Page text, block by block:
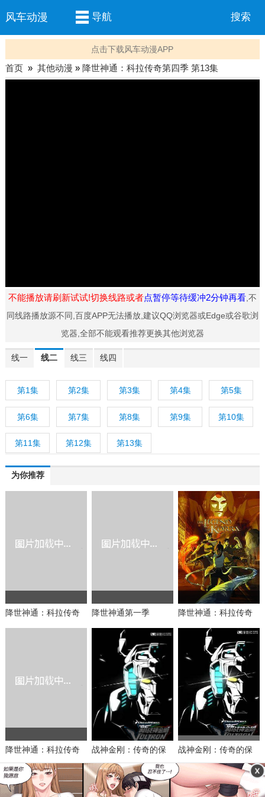
风车动漫 导航 搜索
点击下载风车动漫APP
首页» 其他动漫 » 降世神通：科拉传奇第四季 第13集
不能播放请刷新试试!切换线路或者点暂停等待缓冲2分钟再看,不
同线路播放源不同,百度APP无法播放,建议QQ浏览器或Edge或谷歌浏
览器,全部不能观看推荐更换其他浏览器
线一 线二 线三 线四
第1集 第2集 第3集 第4集 第5集
第6集 第7集 第8集 第9集 第10集
第11集 第12集 第13集
为你推荐
降世神通：科拉传奇
第三季
降世神通第一季
降世神通：科拉传奇
第一季
降世神通：科拉传奇
第二季
战神金刚：传奇的保
护神第三季
战神金刚：传奇的保
护神第四季